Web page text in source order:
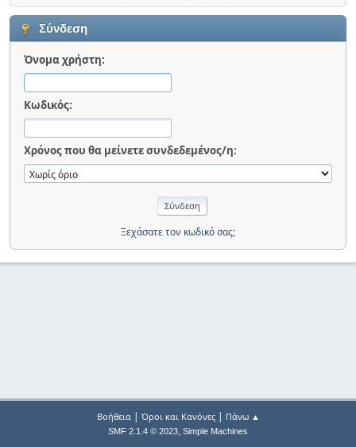
Σύνδεση
Όνομα χρήστη:
Κωδικός:
Χρόνος που θα μείνετε συνδεδεμένος/η:
Ξεχάσατε τον κωδικό σας;
Βοήθεια| Όροι και Κανόνες| Πάνω ▲
SMF 2.1.4 © 2023, Simple Machines